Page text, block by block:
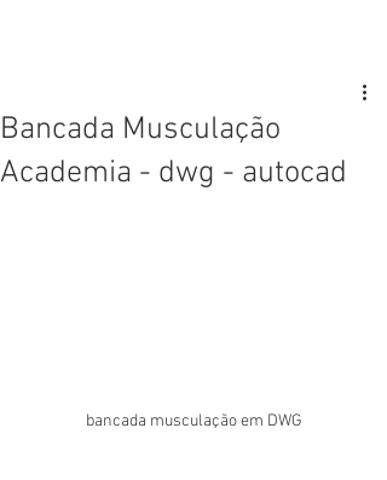
Bancada Musculação
Academia - dwg - autocad
bancada musculação em DWG